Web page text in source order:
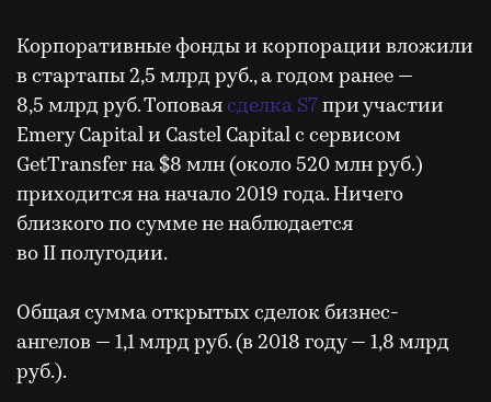
Корпоративные фонды и корпорации вложили
в стартапы 2,5 млрд руб., а годом ранее —
8,5 млрд руб. Топоваясделка S7при участии
Emery Capital и Castel Capital с сервисом
GetTransfer на $8 млн (около 520 млн руб.)
приходится на начало 2019 года. Ничего
близкого по сумме не наблюдается
во II полугодии.
Общая сумма открытых сделок бизнес-
ангелов — 1,1 млрд руб. (в 2018 году — 1,8 млрд
руб.).